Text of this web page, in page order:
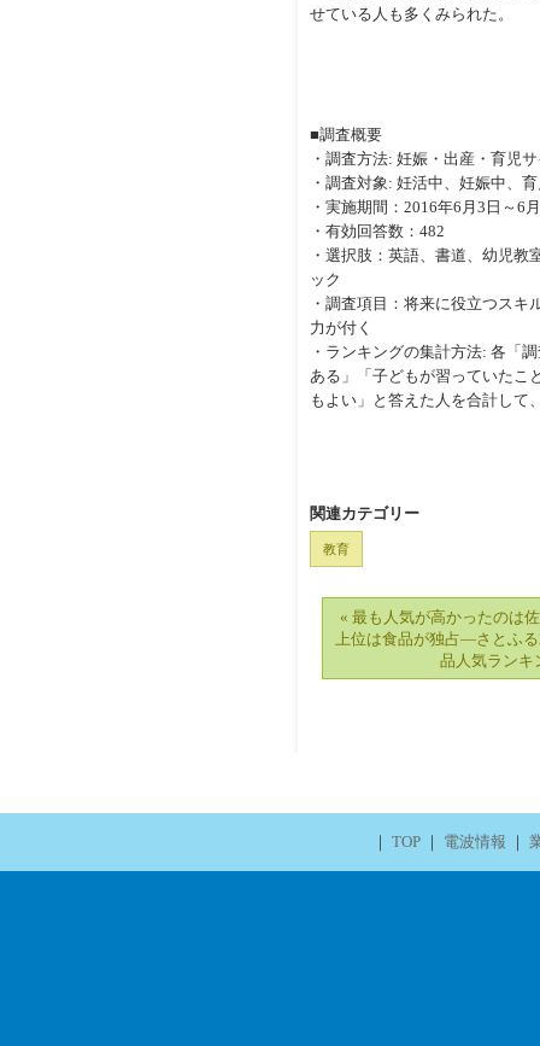
せている人も多くみられた。
■調査概要
・調査方法: 妊娠・出産・育児
・調査対象: 妊活中、妊娠中、
・実施期間：2016年6月3日～6
・有効回答数：482
・選択肢：英語、書道、幼児
ック
・調査項目：将来に役立つス
力が付く
・ランキングの集計方法: 各「
ある」「子どもが習っていたこ
もよい」と答えた人を合計して
関連カテゴリー
教育
« 最も人気が高かったのは
上位は食品が独占―さとふ
品人気ランキ
｜ TOP｜ 電波情報 ｜